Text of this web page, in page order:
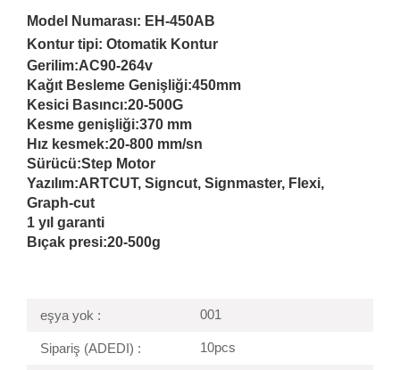
Model Numarası: EH-450AB
Kontur tipi: Otomatik Kontur
Gerilim:AC90-264v
Kağıt Besleme Genişliği:450mm
Kesici Basıncı:20-500G
Kesme genişliği:370 mm
Hız kesmek:20-800 mm/sn
Sürücü:Step Motor
Yazılım:ARTCUT, Signcut, Signmaster, Flexi,
Graph-cut
1 yıl garanti
Bıçak presi:20-500g
eşya yok : 001
Sipariş (ADEDI) : 10pcs